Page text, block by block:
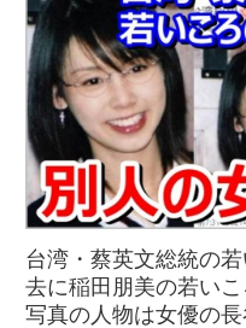
台湾・蔡英文総統の
去に稲田朋美の若い
写真の人物は女優の